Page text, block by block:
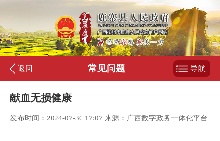
返回 常见问题 导航
献血无损健康
发布时间：2024-07-30 17:07 来源：广西数字政务一体化平台